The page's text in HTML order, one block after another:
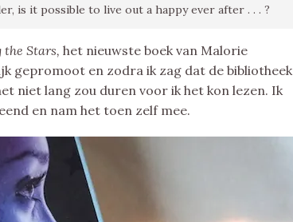
is it possible to live out a happy ever after . . . ?
the Stars, het nieuwste boek van Malorie
gepromoot en zodra ik zag dat de bibliotheek
niet lang zou duren voor ik het kon lezen. Ik
en nam het toen zelf mee.